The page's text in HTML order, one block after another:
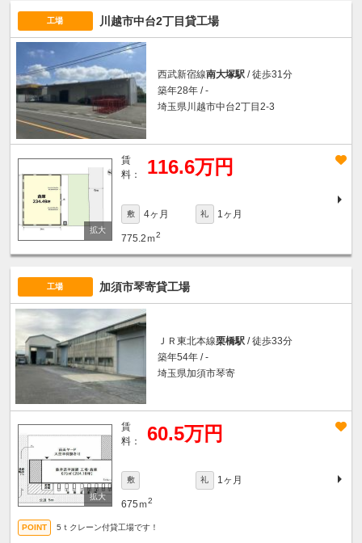
工場 川越市中台2丁目貸工場
西武新宿線南大塚駅 / 徒歩31分
築年28年 / -
埼玉県川越市中台2丁目2-3
賃
料：
116.6万円
敷 4ヶ月 礼 1ヶ月
775.2ｍ2
工場 加須市琴寄貸工場
ＪＲ東北本線栗橋駅 / 徒歩33分
築年54年 / -
埼玉県加須市琴寄
賃
料：
60.5万円
敷 礼 1ヶ月
675ｍ2
5ｔクレーン付貸工場です！